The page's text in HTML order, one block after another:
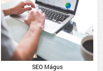
SEO Mágus